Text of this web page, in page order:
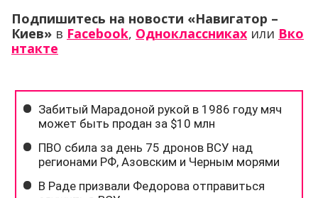
Подпишитесь на новости «Навигатор –
Киев» в Facebook, Одноклассниках или Вко
нтакте